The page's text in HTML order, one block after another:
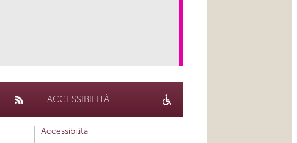
ACCESSIBILITÀ
Accessibilità